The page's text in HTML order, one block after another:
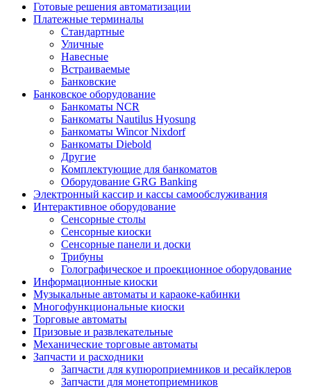
Готовые решения автоматизации
Платежные терминалы
Стандартные
Уличные
Навесные
Встраиваемые
Банковские
Банковское оборудование
Банкоматы NCR
Банкоматы Nautilus Hyosung
Банкоматы Wincor Nixdorf
Банкоматы Diebold
Другие
Комплектующие для банкоматов
Оборудование GRG Banking
Электронный кассир и кассы самообслуживания
Интерактивное оборудование
Сенсорные столы
Сенсорные киоски
Сенсорные панели и доски
Трибуны
Голографическое и проекционное оборудование
Информационные киоски
Музыкальные автоматы и караоке-кабинки
Многофункциональные киоски
Торговые автоматы
Призовые и развлекательные
Механические торговые автоматы
Запчасти и расходники
Запчасти для купюроприемников и ресайклеров
Запчасти для монетоприемников